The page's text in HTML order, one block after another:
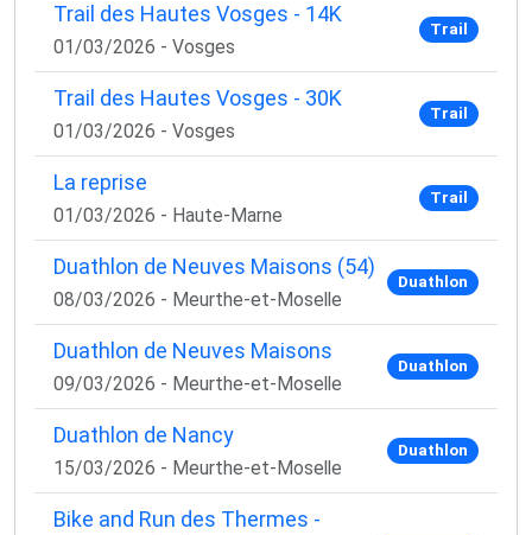
Trail des Hautes Vosges - 14K
01/03/2026 - Vosges
Trail
Trail des Hautes Vosges - 30K
01/03/2026 - Vosges
Trail
La reprise
01/03/2026 - Haute-Marne
Trail
Duathlon de Neuves Maisons (54)
08/03/2026 - Meurthe-et-Moselle
Duathlon
Duathlon de Neuves Maisons
09/03/2026 - Meurthe-et-Moselle
Duathlon
Duathlon de Nancy
15/03/2026 - Meurthe-et-Moselle
Duathlon
Bike and Run des Thermes -